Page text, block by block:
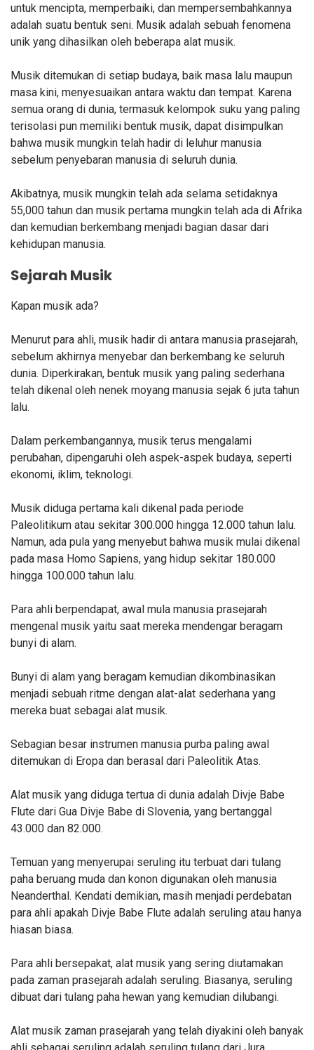
untuk mencipta, memperbaiki, dan mempersembahkannya
adalah suatu bentuk seni. Musik adalah sebuah fenomena
unik yang dihasilkan oleh beberapa alat musik.
Musik ditemukan di setiap budaya, baik masa lalu maupun
masa kini, menyesuaikan antara waktu dan tempat. Karena
semua orang di dunia, termasuk kelompok suku yang paling
terisolasi pun memiliki bentuk musik, dapat disimpulkan
bahwa musik mungkin telah hadir di leluhur manusia
sebelum penyebaran manusia di seluruh dunia.
Akibatnya, musik mungkin telah ada selama setidaknya
55,000 tahun dan musik pertama mungkin telah ada di Afrika
dan kemudian berkembang menjadi bagian dasar dari
kehidupan manusia.
Sejarah Musik
Kapan musik ada?
Menurut para ahli, musik hadir di antara manusia prasejarah,
sebelum akhirnya menyebar dan berkembang ke seluruh
dunia. Diperkirakan, bentuk musik yang paling sederhana
telah dikenal oleh nenek moyang manusia sejak 6 juta tahun
lalu.
Dalam perkembangannya, musik terus mengalami
perubahan, dipengaruhi oleh aspek-aspek budaya, seperti
ekonomi, iklim, teknologi.
Musik diduga pertama kali dikenal pada periode
Paleolitikum atau sekitar 300.000 hingga 12.000 tahun lalu.
Namun, ada pula yang menyebut bahwa musik mulai dikenal
pada masa Homo Sapiens, yang hidup sekitar 180.000
hingga 100.000 tahun lalu.
Para ahli berpendapat, awal mula manusia prasejarah
mengenal musik yaitu saat mereka mendengar beragam
bunyi di alam.
Bunyi di alam yang beragam kemudian dikombinasikan
menjadi sebuah ritme dengan alat-alat sederhana yang
mereka buat sebagai alat musik.
Sebagian besar instrumen manusia purba paling awal
ditemukan di Eropa dan berasal dari Paleolitik Atas.
Alat musik yang diduga tertua di dunia adalah Divje Babe
Flute dari Gua Divje Babe di Slovenia, yang bertanggal
43.000 dan 82.000.
Temuan yang menyerupai seruling itu terbuat dari tulang
paha beruang muda dan konon digunakan oleh manusia
Neanderthal. Kendati demikian, masih menjadi perdebatan
para ahli apakah Divje Babe Flute adalah seruling atau hanya
hiasan biasa.
Para ahli bersepakat, alat musik yang sering diutamakan
pada zaman prasejarah adalah seruling. Biasanya, seruling
dibuat dari tulang paha hewan yang kemudian dilubangi.
Alat musik zaman prasejarah yang telah diyakini oleh banyak
ahli sebagai seruling adalah seruling tulang dari Jura